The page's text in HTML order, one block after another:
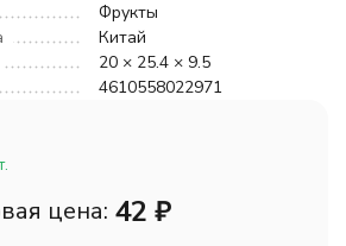
Фрукты
Китай
20 × 25.4 × 9.5
4610558022971
цена: 42 ₽